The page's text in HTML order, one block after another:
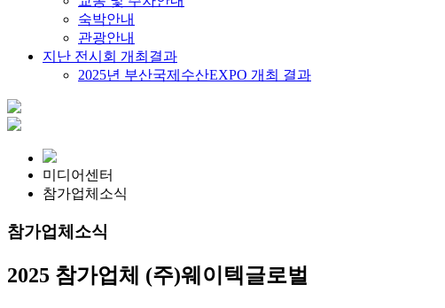
숙박안내
관광안내
지난 전시회 개최결과
2025년 부산국제수산EXPO 개최 결과
미디어센터
참가업체소식
참가업체소식
2025 참가업체
(주)웨이텍글로벌